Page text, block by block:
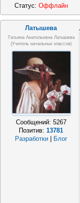
Статус: Оффлайн
Латышева
Татьяна Анатольевна Латышева
(учитель начальных классов)
Сообщений: 5267
Позитив:13781
Разработки
Блог